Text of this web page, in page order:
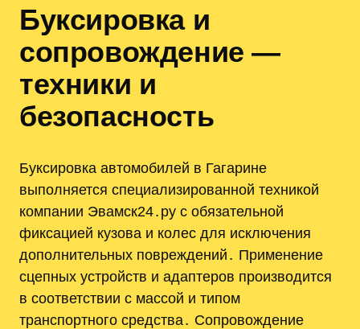
Буксировка и
сопровождение —
техники и
безопасность
Буксировка автомобилей в Гагарине
выполняется специализированной техникой
компании Эвамск24․ру с обязательной
фиксацией кузова и колес для исключения
дополнительных повреждений․ Применение
сцепных устройств и адаптеров производится
в соответствии с массой и типом
транспортного средства․ Сопровождение